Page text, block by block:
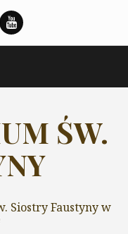
ŚW.
Siostry Faustyny w